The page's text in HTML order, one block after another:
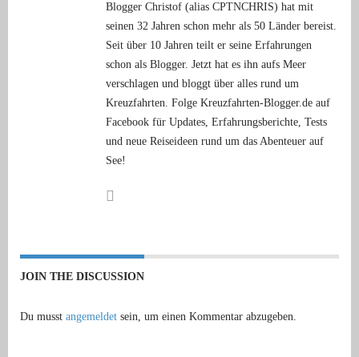
Blogger Christof (alias CPTNCHRIS) hat mit
seinen 32 Jahren schon mehr als 50 Länder bereist.
Seit über 10 Jahren teilt er seine Erfahrungen
schon als Blogger. Jetzt hat es ihn aufs Meer
verschlagen und bloggt über alles rund um
Kreuzfahrten. Folge Kreuzfahrten-Blogger.de auf
Facebook für Updates, Erfahrungsberichte, Tests
und neue Reiseideen rund um das Abenteuer auf
See!
JOIN THE DISCUSSION
Du musst angemeldet sein, um einen Kommentar abzugeben.